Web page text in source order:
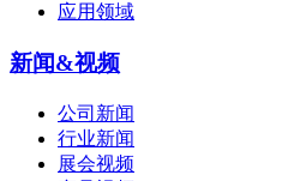
应用领域
新闻&视频
公司新闻
行业新闻
展会视频